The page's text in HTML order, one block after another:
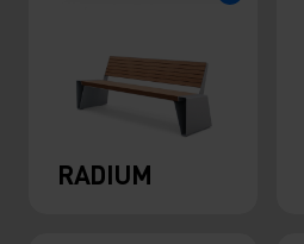
RADIUM